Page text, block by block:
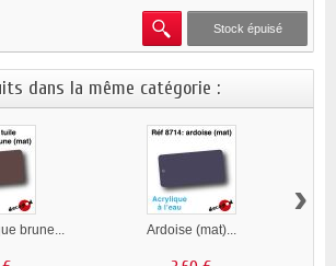
Stock épuisé
dans la même catégorie :
brune... Ardoise (mat)...
›